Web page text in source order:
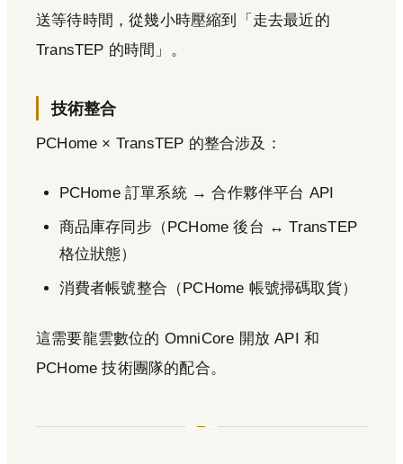
送等待時間，從幾小時壓縮到「走去最近的
TransTEP 的時間」。
技術整合
PCHome × TransTEP 的整合涉及：
PCHome 訂單系統 → 合作夥伴平台 API
商品庫存同步（PCHome 後台 ↔ TransTEP
格位狀態）
消費者帳號整合（PCHome 帳號掃碼取貨）
這需要龍雲數位的 OmniCore 開放 API 和
PCHome 技術團隊的配合。